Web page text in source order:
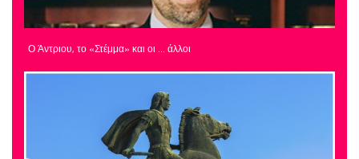
Ο Άντριου, το «Στέμμα» και οι … άλλοι